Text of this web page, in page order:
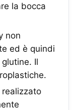
la bocca
non
ed è quindi
Il
realizzato